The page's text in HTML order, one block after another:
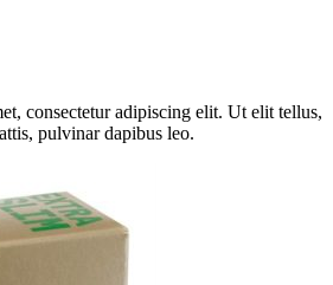
consectetur adipiscing elit. Ut elit tellus,
pulvinar dapibus leo.